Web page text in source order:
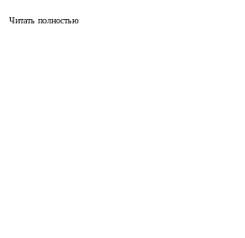
Читать полностью